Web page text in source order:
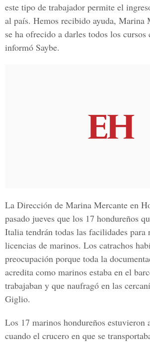
este tipo de trabajador permite el
al país. Hemos recibido ayuda, Marina
se ha ofrecido a darles todos los cursos
informó Saybe.
La Dirección de Marina Mercante en
pasado jueves que los 17 hondureños
Italia tendrán todas las facilidades para
licencias de marinos. Los catrachos
preocupación porque toda la
acredita como marinos estaba en el
trabajaban y que naufragó en las
Giglio.
Los 17 marinos hondureños estuvieron
cuando el crucero en que se